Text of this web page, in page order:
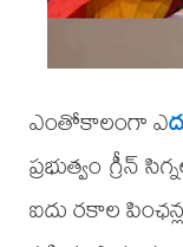
ఎంతోకాలంగా ఎ
ప్రభుత్వం గ్రీన్
ఐదు రకాల